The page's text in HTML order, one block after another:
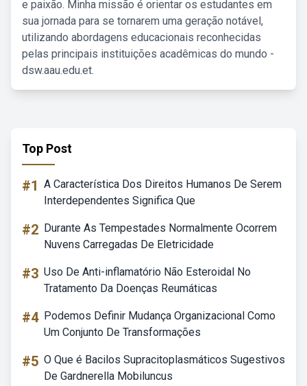
e paixão. Minha missão é orientar os estudantes em
sua jornada para se tornarem uma geração notável,
utilizando abordagens educacionais reconhecidas
pelas principais instituições acadêmicas do mundo -
dsw.aau.edu.et.
Top Post
#1 A Característica Dos Direitos Humanos De Serem
Interdependentes Significa Que
#2 Durante As Tempestades Normalmente Ocorrem
Nuvens Carregadas De Eletricidade
#3 Uso De Anti-inflamatório Não Esteroidal No
Tratamento Da Doenças Reumáticas
#4 Podemos Definir Mudança Organizacional Como
Um Conjunto De Transformações
#5 O Que é Bacilos Supracitoplasmáticos Sugestivos
De Gardnerella Mobiluncus